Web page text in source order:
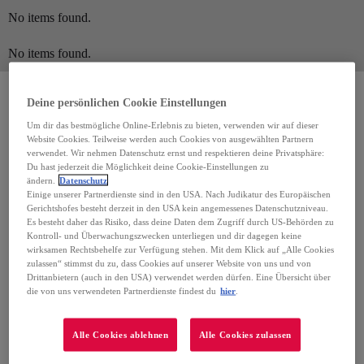
No items found.
No items found.
Deine persönlichen Cookie Einstellungen
Um dir das bestmögliche Online-Erlebnis zu bieten, verwenden wir auf dieser
Website Cookies. Teilweise werden auch Cookies von ausgewählten Partnern
verwendet. Wir nehmen Datenschutz ernst und respektieren deine Privatsphäre:
Du hast jederzeit die Möglichkeit deine Cookie-Einstellungen zu
ändern.
Datenschutz
Einige unserer Partnerdienste sind in den USA. Nach Judikatur des Europäischen
Gerichtshofes besteht derzeit in den USA kein angemessenes Datenschutzniveau.
Es besteht daher das Risiko, dass deine Daten dem Zugriff durch US-Behörden zu
Kontroll- und Überwachungszwecken unterliegen und dir dagegen keine
wirksamen Rechtsbehelfe zur Verfügung stehen. Mit dem Klick auf „Alle Cookies
zulassen“ stimmst du zu, dass Cookies auf unserer Website von uns und von
Drittanbietern (auch in den USA) verwendet werden dürfen. Eine Übersicht über
die von uns verwendeten Partnerdienste findest du hier
Alle Cookies ablehnen Alle Cookies zulassen